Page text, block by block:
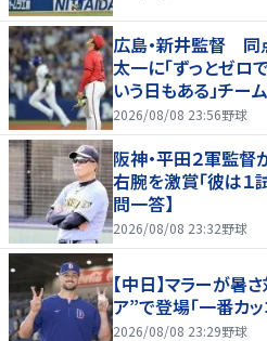
広島・新井監督 同
太一に「ずっとゼロ
いう日もある」チ
サヨナラ負け
2026/08/08 23:56野球
阪神・平田２軍監督
右腕を激賞「彼は１
問一答】
2026/08/08 23:32野球
【中日】マラーが暑
ア”で登場「一番カ
2026/08/08 23:29野球